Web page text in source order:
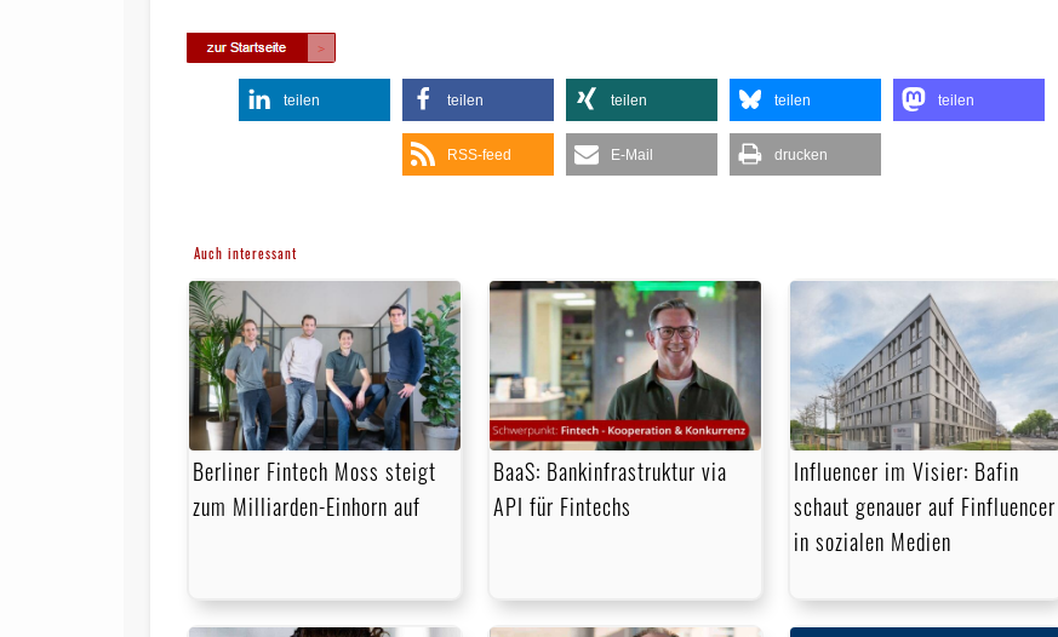
teilen teilen teilen teilen teilen
RSS-feed E-Mail drucken
Auch interessant
Berliner Fintech Moss steigt
zum Milliarden-Einhorn auf
BaaS: Bankinfrastruktur via
API für Fintechs
Influencer im Visier: Bafin
schaut genauer auf Finfluencer
in sozialen Medien